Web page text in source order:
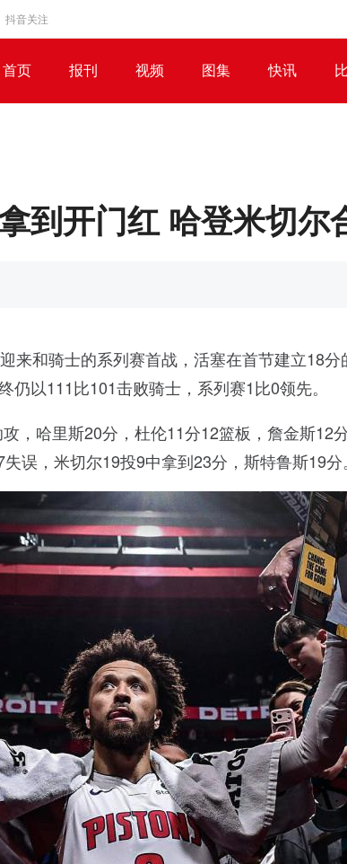
抖音关注
首页 报刊 视频 图集 快讯
到开门红 哈登米切尔
来和骑士的系列赛首战，活塞在首节建立18
仍以111比101击败骑士，系列赛1比0领先。
，哈里斯20分，杜伦11分12篮板，詹金斯12
误，米切尔19投9中拿到23分，斯特鲁斯19分。